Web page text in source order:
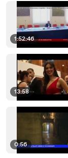
1:52:46
13:58
0:56